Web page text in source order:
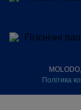
Політика